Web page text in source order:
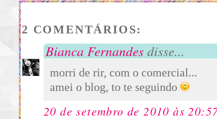
2 COMENTÁRIOS:
Bianca Fernandes disse...
morri de rir, com o comercial...
amei o blog, to te seguindo
20 de setembro de 2010 às